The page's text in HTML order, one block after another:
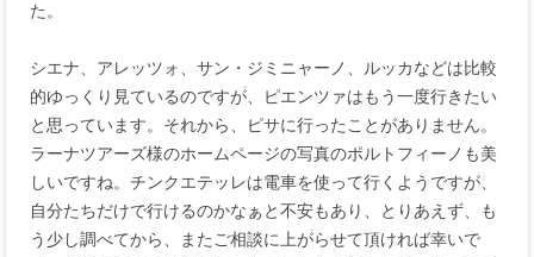
た。
シエナ、アレッツォ、サン・ジミニャーノ、ルッカなどは比較
的ゆっくり見ているのですが、ピエンツァはもう一度行きたい
と思っています。それから、ピサに行ったことがありません。
ラーナツアーズ様のホームページの写真のポルトフィーノも美
しいですね。チンクエテッレは電車を使って行くようですが、
自分たちだけで行けるのかなぁと不安もあり、とりあえず、も
う少し調べてから、またご相談に上がらせて頂ければ幸いで